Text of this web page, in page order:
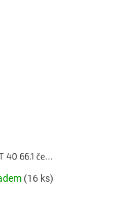
Alu kola design Nissan (XE173) 16x6.5 5x114.3 ET 40 66.1 černé
(16 ks)